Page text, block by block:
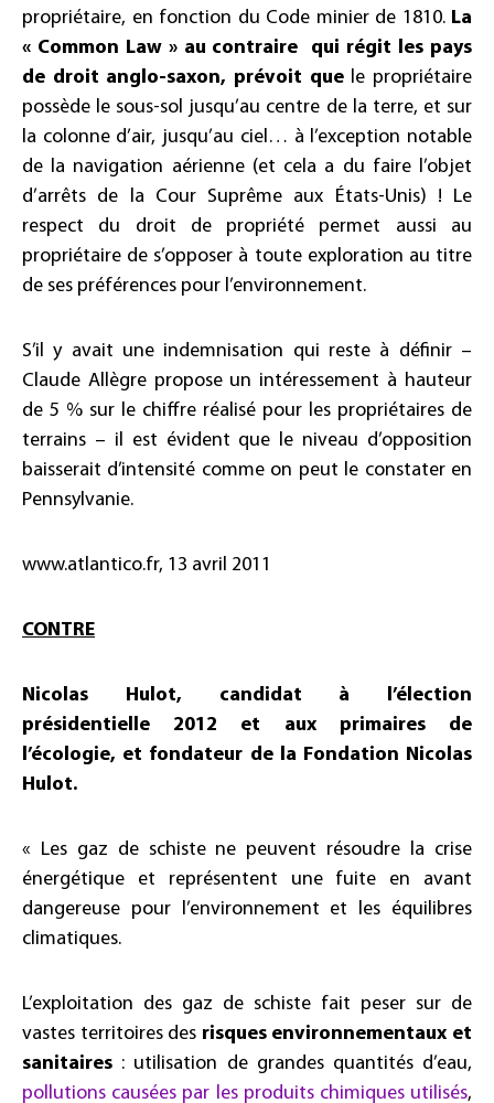
propriétaire, en fonction du Code minier de 1810. La
« Common Law » au contraire qui régit les pays
de droit anglo-saxon, prévoit que le propriétaire
possède le sous-sol jusqu’au centre de la terre, et sur
la colonne d’air, jusqu’au ciel… à l’exception notable
de la navigation aérienne (et cela a du faire l’objet
d’arrêts de la Cour Suprême aux États-Unis) ! Le
respect du droit de propriété permet aussi au
propriétaire de s’opposer à toute exploration au titre
de ses préférences pour l’environnement.
S’il y avait une indemnisation qui reste à définir –
Claude Allègre propose un intéressement à hauteur
de 5 % sur le chiffre réalisé pour les propriétaires de
terrains – il est évident que le niveau d’opposition
baisserait d’intensité comme on peut le constater en
Pennsylvanie.
www.atlantico.fr, 13 avril 2011
CONTRE
Nicolas Hulot, candidat à l’élection
présidentielle 2012 et aux primaires de
l’écologie, et fondateur de la Fondation Nicolas
Hulot.
« Les gaz de schiste ne peuvent résoudre la crise
énergétique et représentent une fuite en avant
dangereuse pour l’environnement et les équilibres
climatiques.
L’exploitation des gaz de schiste fait peser sur de
vastes territoires des risques environnementaux et
sanitaires : utilisation de grandes quantités d’eau,
pollutions causées par les produits chimiques utilisés,